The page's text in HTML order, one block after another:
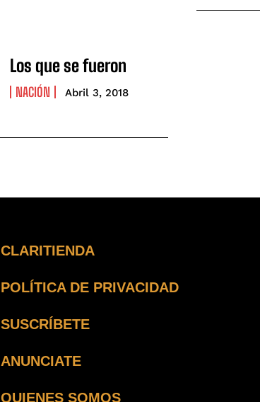
Los que se fueron
NACIÓN Abril 3, 2018
CLARITIENDA
POLÍTICA DE PRIVACIDAD
SUSCRÍBETE
ANUNCIATE
QUIENES SOMOS